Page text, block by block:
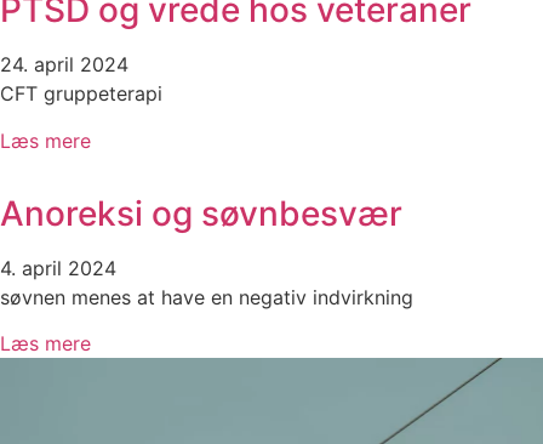
PTSD og vrede hos veteraner
24. april 2024
CFT gruppeterapi
Læs mere
Anoreksi og søvnbesvær
4. april 2024
søvnen menes at have en negativ indvirkning
Læs mere